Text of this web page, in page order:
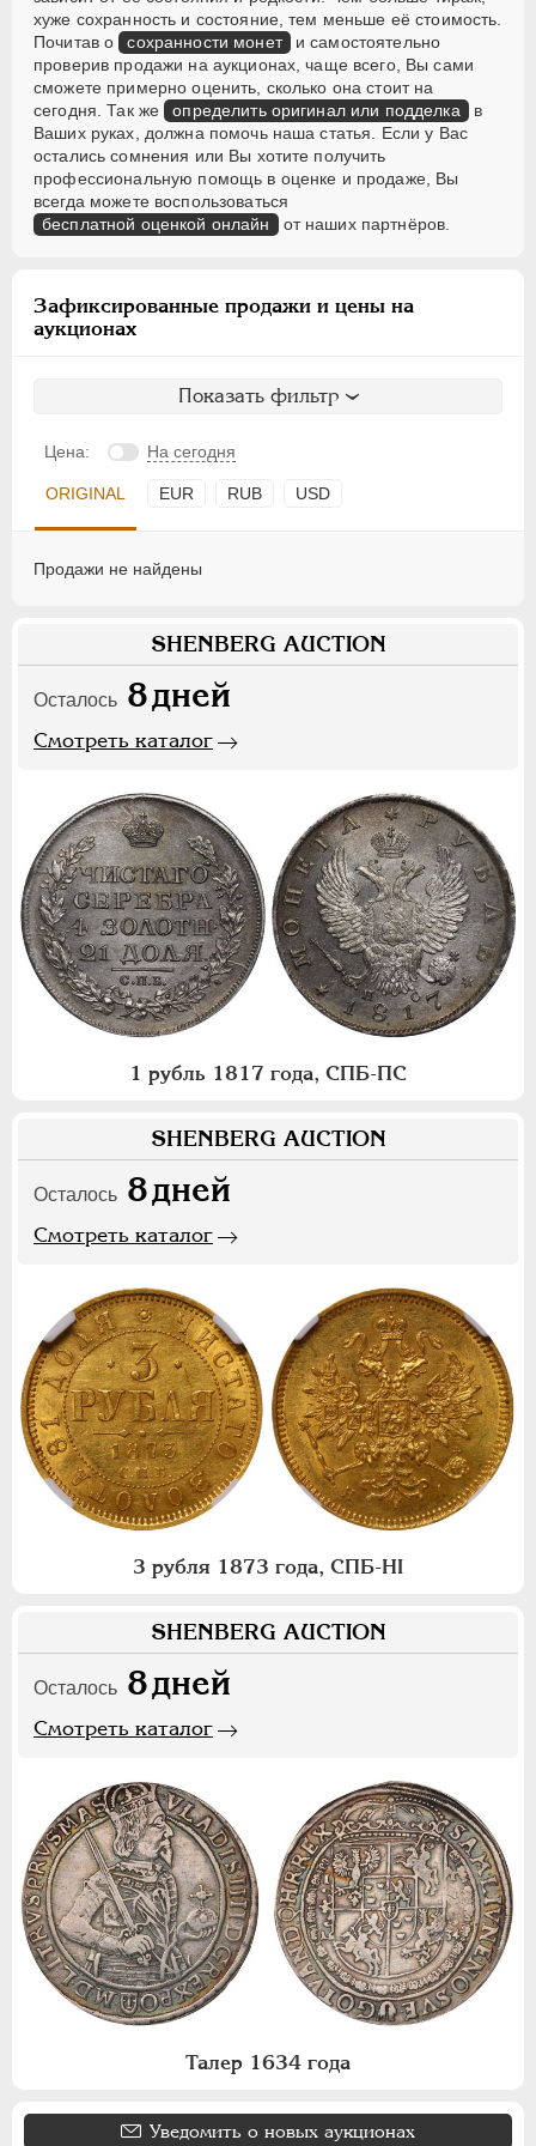
хуже сохранность и состояние, тем меньше её стоимость.
Почитав о сохранности монет и самостоятельно
проверив продажи на аукционах, чаще всего, Вы сами
сможете примерно оценить, сколько она стоит на
сегодня. Так же определить оригинал или подделка в
Ваших руках, должна помочь наша статья. Если у Вас
остались сомнения или Вы хотите получить
профессиональную помощь в оценке и продаже, Вы
всегда можете воспользоваться
бесплатной оценкой онлайн от наших партнёров.
Зафиксированные продажи и цены на
аукционах
Показать фильтр
Цена: На сегодня
ORIGINAL EUR RUB USD
Продажи не найдены
SHENBERG AUCTION
Осталось 8дней
Смотреть каталог
1 рубль 1817 года, СПБ-ПС
SHENBERG AUCTION
Осталось 8дней
Смотреть каталог
3 рубля 1873 года, СПБ-НI
SHENBERG AUCTION
Осталось 8дней
Смотреть каталог
Талер 1634 года
Уведомить о новых аукционах